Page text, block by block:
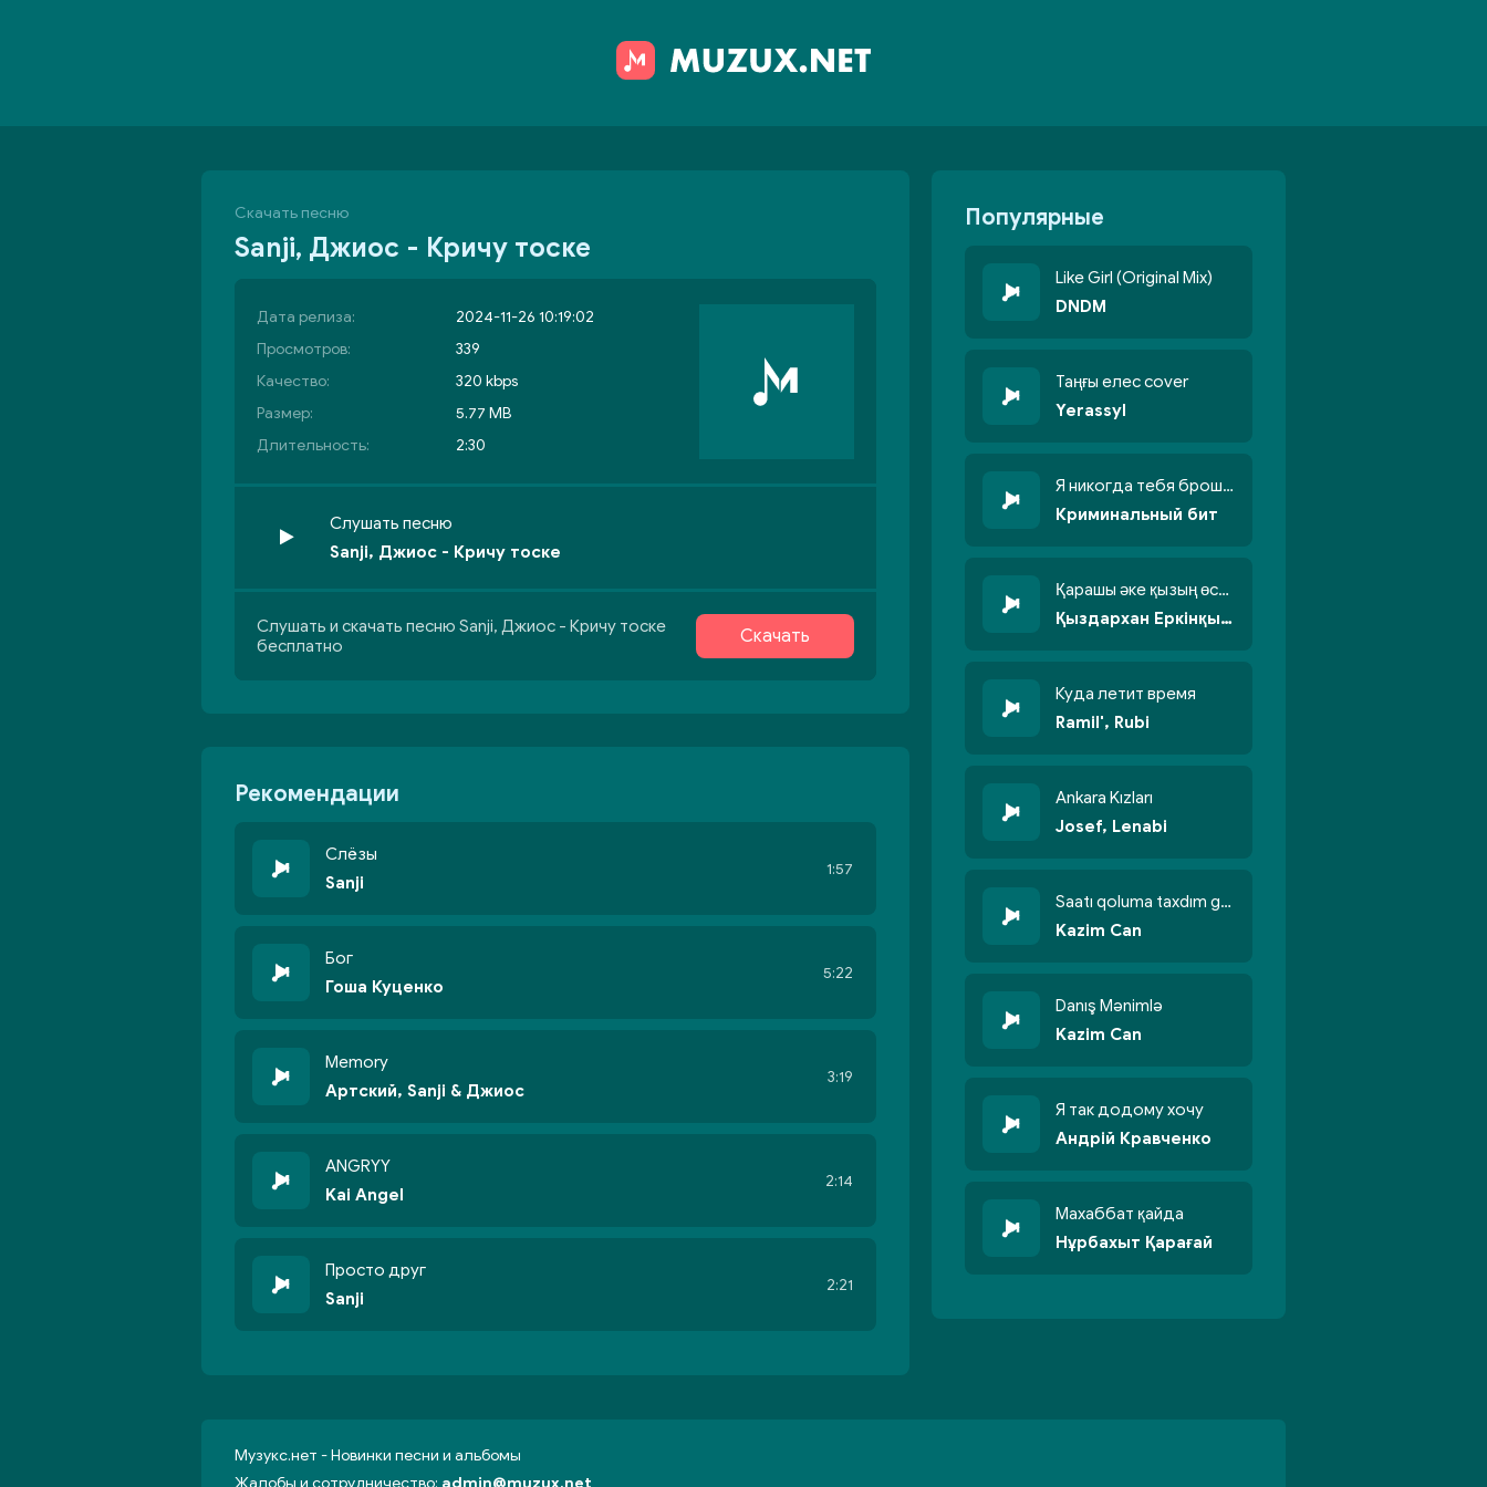
Скачать песню
Sanji, Джиос - Кричу тоске
Дата релиза:
2024-11-26 10:19:02
Просмотров:
339
Качество:
320 kbps
Размер:
5.77 MB
Длительность:
2:30
Слушать песню
Sanji, Джиос - Кричу тоске
Слушать и скачать песню Sanji, Джиос - Кричу тоске
бесплатно
Скачать
Рекомендации
Слёзы
Sanji
1:57
Бог
Гоша Куценко
5:22
Memory
Артский, Sanji & Джиос
3:19
ANGRYY
Kai Angel
2:14
Просто друг
Sanji
2:21
Популярные
Like Girl (Original Mix)
DNDM
Таңғы елес cover
Yerassyl
Я никогда тебя брошу никогда не кину
Криминальный бит
Қарашы әке қызың өсті бойжеттіп
Қыздархан Еркінқызы
Куда летит время
Ramil', Rubi
Ankara Kızları
Josef, Lenabi
Saatı qoluma taxdım göyün üzünə qalxdım
Kazim Can
Danış Mənimlə
Kazim Can
Я так додому хочу
Андрій Кравченко
Махаббат қайда
Нұрбахыт Қарағай
Музукс.нет - Новинки песни и альбомы
Жалобы и сотрудничество: admin@muzux.net